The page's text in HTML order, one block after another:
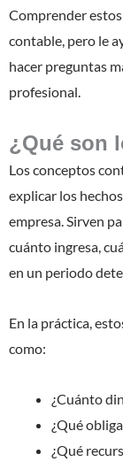
Comprender
contable, pero le
hacer preguntas
profesional.
¿Qué son
Los conceptos
explicar los
empresa. Sirven
cuánto ingresa,
en un periodo
En la práctica,
como:
¿Cuánto
¿Qué
¿Qué